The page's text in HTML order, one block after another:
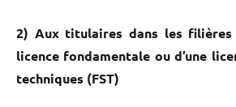
2) Aux titulaires dans les filières
licence fondamentale ou d’une
techniques (FST)